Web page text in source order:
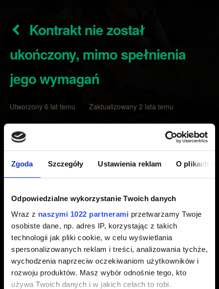
Zgoda Szczegóły Ustawienia reklam O plikach
Odpowiedzialne wykorzystanie Twoich danych
Wraz z naszymi 1022 partnerami przetwarzamy Twoje
osobiste dane, np. adres IP, korzystając z takich
technologii jak pliki cookie, w celu wyświetlania
spersonalizowanych reklam i treści, analizowania tychże,
wychodzenia naprzeciw oczekiwaniom użytkowników i
rozwoju produktów. Masz wybór odnośnie tego, kto
używa Twoich danych i w jakich celach to robi.
Kontrakt nie został
ukończony, mimo spełnienia
jego wymagań
Utworzony 6 lat temu Zaktualizowany 2 lata temu
Jeśli spełniłeś wymogi danego kontraktu i nie został on
ukończony (lub jego postęp nie jest poczyniony), proszę
1) Zrzut ekranu wyświetlający kontrakt z poziomu profilu
dokładną nazwę tego kontraktu).
2) Sprecyzuj akcję, którą wykonałeś, która powinna
spowodować, że kontrakt zostanie ukończony.
2) Data i czas spełnienia wymogów.